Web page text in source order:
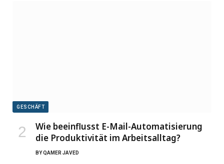
GESCHÄFT
Wie beeinflusst E-Mail-Automatisierung
die Produktivität im Arbeitsalltag?
BYQAMER JAVED